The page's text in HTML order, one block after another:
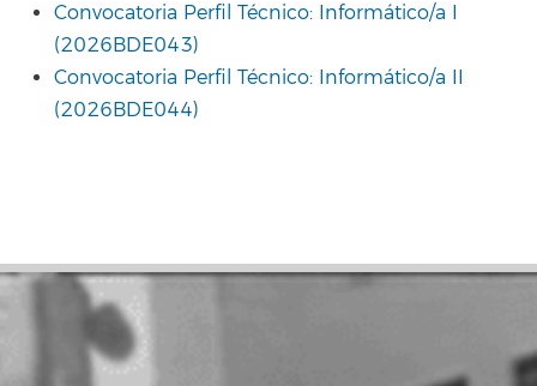
Convocatoria Perfil Técnico: Informático/a I
(2026BDE043)
Convocatoria Perfil Técnico: Informático/a II
(2026BDE044)